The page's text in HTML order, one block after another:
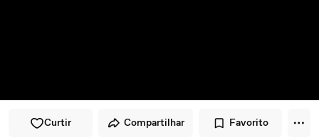
Curtir Compartilhar Favorito